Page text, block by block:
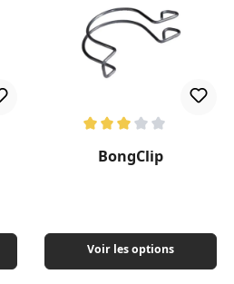
BongClip
Voir les options